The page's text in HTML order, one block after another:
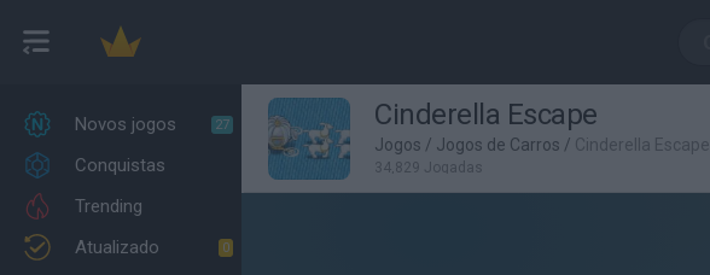
Novos jogos 27
Conquistas
Trending
Atualizado
0
Cinderella Escape
Jogos / Jogos de Carros / Cinderella Escape
34,829 Jogadas